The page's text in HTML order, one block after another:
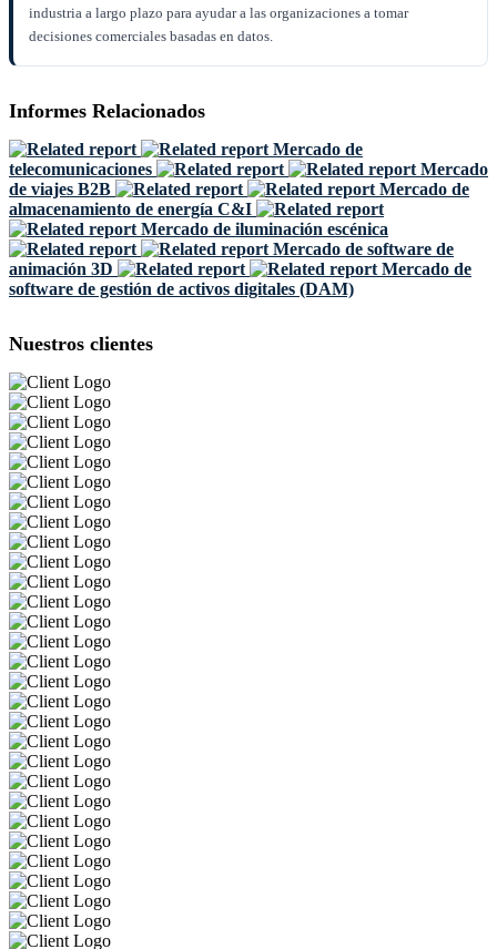
industria a largo plazo para ayudar a las organizaciones a tomar
decisiones comerciales basadas en datos.
Informes Relacionados
Mercado de
telecomunicaciones
Mercado
de viajes B2B
Mercado de
almacenamiento de energía C&I
Mercado de iluminación escénica
Mercado de software de
animación 3D
Mercado de
software de gestión de activos digitales (DAM)
Nuestros clientes